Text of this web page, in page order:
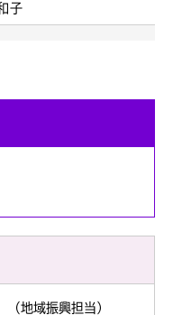
子
地域振興担当）